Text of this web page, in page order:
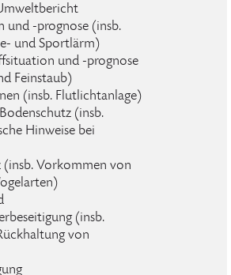
und -prognose (insb.
und Sportlärm)
und -prognose
Feinstaub)
(insb. Flutlichtanlage)
(insb.
Hinweise bei
(insb. Vorkommen von
(insb.
von